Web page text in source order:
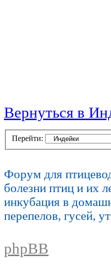
Вернуться в
Перейти:
Форум для
болезни птиц и их
инкубация в
перепелов, гусей,
phpBB